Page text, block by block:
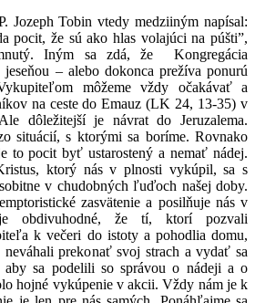
Jozeph Tobin vtedy medziiným napísal:
pocit, že sú ako hlas volajúci na púšti”,
Iným sa zdá, že Kongregácia
– alebo dokonca prežíva ponurú
môžeme vždy očakávať a
na ceste do Emauz (LK 24, 13-35) v
dôležitejší je návrat do Jeruzalema.
situácií, s ktorými sa boríme. Rovnako
to pocit byť ustarostený a nemať nádej.
ktorý nás v plnosti vykúpil, sa s
v chudobných ľuďoch našej doby.
zasvätenie a posilňuje nás v
obdivuhodné, že tí, ktorí pozvali
k večeri do istoty a pohodlia domu,
neváhali prekonať svoj strach a vydať sa
aby sa podelili so správou o nádeji a o
hojné vykúpenie v akcii. Vždy nám je k